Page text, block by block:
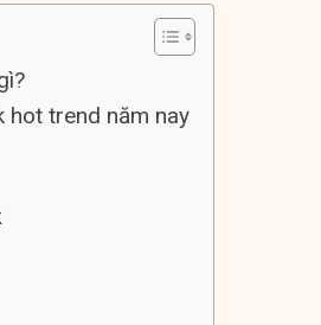
hot trend năm nay